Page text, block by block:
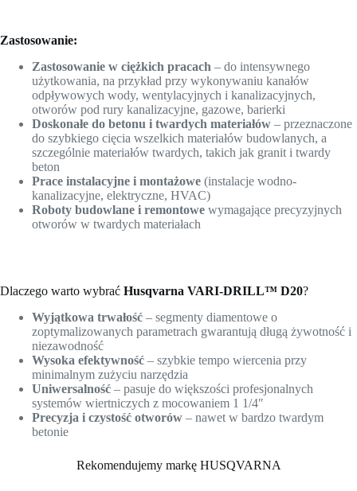
Zastosowanie:
Zastosowanie w ciężkich pracach – do intensywnego
użytkowania, na przykład przy wykonywaniu kanałów
odpływowych wody, wentylacyjnych i kanalizacyjnych,
otworów pod rury kanalizacyjne, gazowe, barierki
Doskonałe do betonu i twardych materiałów – przeznaczone
do szybkiego cięcia wszelkich materiałów budowlanych, a
szczególnie materiałów twardych, takich jak granit i twardy
beton
Prace instalacyjne i montażowe (instalacje wodno-
kanalizacyjne, elektryczne, HVAC)
Roboty budowlane i remontowe wymagające precyzyjnych
otworów w twardych materiałach
Dlaczego warto wybrać Husqvarna VARI-DRILL™ D20?
Wyjątkowa trwałość – segmenty diamentowe o
zoptymalizowanych parametrach gwarantują długą żywotność i
niezawodność
Wysoka efektywność – szybkie tempo wiercenia przy
minimalnym zużyciu narzędzia
Uniwersalność – pasuje do większości profesjonalnych
systemów wiertniczych z mocowaniem 1 1/4″
Precyzja i czystość otworów – nawet w bardzo twardym
betonie
Rekomendujemy markę HUSQVARNA